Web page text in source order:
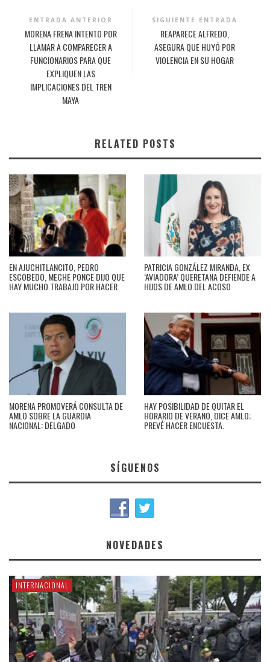
ENTRADA ANTERIOR
MORENA FRENA INTENTO POR
LLAMAR A COMPARECER A
FUNCIONARIOS PARA QUE
EXPLIQUEN LAS
IMPLICACIONES DEL TREN
MAYA
SIGUIENTE ENTRADA
REAPARECE ALFREDO,
ASEGURA QUE HUYÓ POR
VIOLENCIA EN SU HOGAR
RELATED POSTS
EN AJUCHITLANCITO, PEDRO
ESCOBEDO, MECHE PONCE DIJO QUE
HAY MUCHO TRABAJO POR HACER
PATRICIA GONZÁLEZ MIRANDA, EX
‘AVIADORA’ QUERETANA DEFIENDE A
HIJOS DE AMLO DEL ACOSO
MORENA PROMOVERÁ CONSULTA DE
AMLO SOBRE LA GUARDIA
NACIONAL: DELGADO
HAY POSIBILIDAD DE QUITAR EL
HORARIO DE VERANO, DICE AMLO;
PREVÉ HACER ENCUESTA.
SÍGUENOS
NOVEDADES
INTERNACIONAL